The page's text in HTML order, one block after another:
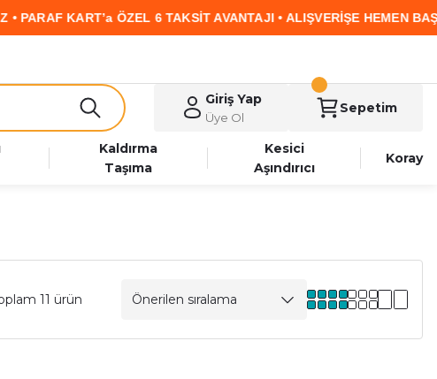
ÖZEL 6 TAKSİT AVANTAJI • ALIŞVERİŞE HEMEN BAŞLA
Giriş Yap
Üye Ol
Sepetim
Kaldırma
Taşıma
Kesici
Aşındırıcı
Koray
11 ürün